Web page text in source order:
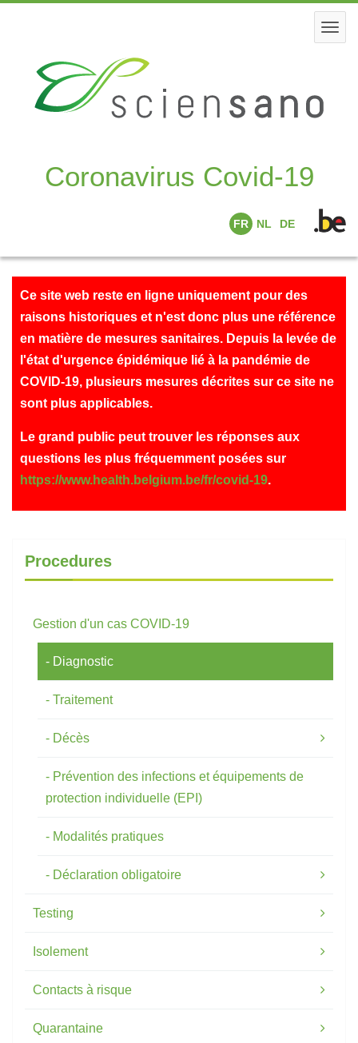
content
Coronavirus Covid-19
FR NL DE
Ce site web reste en ligne uniquement pour des
raisons historiques et n'est donc plus une référence
en matière de mesures sanitaires. Depuis la levée de
l'état d'urgence épidémique lié à la pandémie de
COVID-19, plusieurs mesures décrites sur ce site ne
sont plus applicables.
Le grand public peut trouver les réponses aux
questions les plus fréquemment posées sur
https://www.health.belgium.be/fr/covid-19.
Procedures
Gestion d'un cas COVID-19
Diagnostic
Traitement
Décès
Prévention des infections et équipements de
protection individuelle (EPI)
Modalités pratiques
Déclaration obligatoire
Testing
Isolement
Contacts à risque
Quarantaine